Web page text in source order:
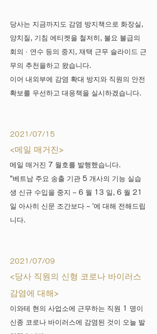
당사는 지금까지도 감염 방지책으로 화장실,
양치질, 기침 에티켓을 철저히, 불요 불급의
회의 · 연수 등의 중지, 재택 근무 슬라이드 근
무의 추천을하고 왔습니다.
이어 내외부에 감염 확대 방지와 직원의 안전
확보를 우선하고 대응책을 실시하겠습니다.
2021/07/15
<메일 매거진>
메일 매거진 7 월호를 발행했습니다.
"베트남 주요 송출 기관 5 개사의 기능 실습
생 신규 수입을 중지 ~ 6 월 13 일, 6 월 21
일 아사히 신문 조간보다 ~ '에 대해 전해드립
니다.
2021/07/09
<당사 직원의 신형 코로나 바이러스
감염에 대해>
이와테 현의 사업소에 근무하는 직원 1 명이
신종 코로나 바이러스에 감염된 것이 오늘 발